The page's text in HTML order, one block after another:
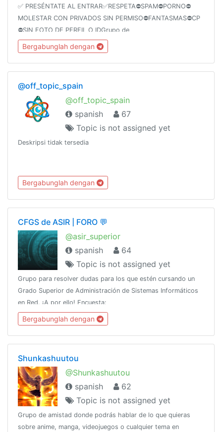
✅ PRESÉNTATE AL ENTRAR✅RESPETA⛔️SPAM⛔️PORNO⛔️
MOLESTAR CON PRIVADOS SIN PERMISO⛔️FANTASMAS⛔️CP
⛔️SIN FOTO DE PERFIL O IDGrupo de
Hhttps://t.me/joinchat/NkkhNReEkUyrND1ZYw75dQCanal del
grupohttps://t.me/joinchat/AAAAAFSP47F2cBO5WBSHqQ
Bergabunglah dengan
@off_topic_spain
@off_topic_spain
spanish
67
Topic is not assigned yet
Deskripsi tidak tersedia
Bergabunglah dengan
CFGS de ASIR | FORO 💬
@asir_superior
spanish
64
Topic is not assigned yet
Grupo para resolver dudas para los que estén cursando un
Grado Superior de Administración de Sistemas Informáticos
en Red. ¡A por ello! Encuesta:
https://t.me/asir_superior/6463
Bergabunglah dengan
Shunkashuutou
@Shunkashuutou
spanish
62
Topic is not assigned yet
Grupo de amistad donde podrás hablar de lo que quieras
sobre anime, manga, videojuegos o cualquier tema en